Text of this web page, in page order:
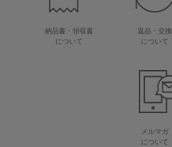
納品書・領収書
について
返品・交換
について
メルマガ
について